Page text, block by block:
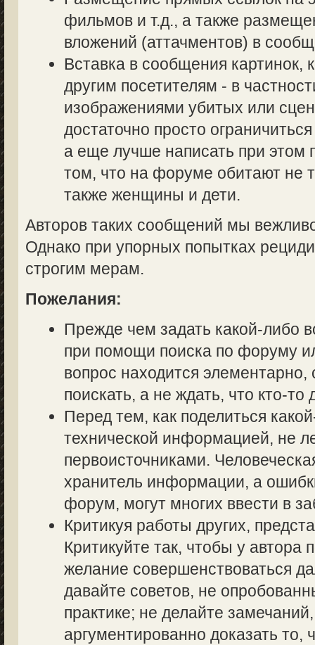
фильмов и т.д., а также
вложений (аттачментов) в
Вставка в сообщения картинок,
другим посетителям - в
изображениями убитых или
достаточно просто
а еще лучше написать при этом
том, что на форуме обитают не
также женщины и дети.
Авторов таких сообщений мы
Однако при упорных попытках
строгим мерам.
Пожелания:
Прежде чем задать какой-либо
при помощи поиска по форуму
вопрос находится элементарно,
поискать, а не ждать, что кто-то
Перед тем, как поделиться
технической информацией, не
первоисточниками.
хранитель информации, а
форум, могут многих ввести в
Критикуя работы других,
Критикуйте так, чтобы у автора
желание совершенствоваться
давайте советов, не
практике; не делайте
аргументированно доказать то,